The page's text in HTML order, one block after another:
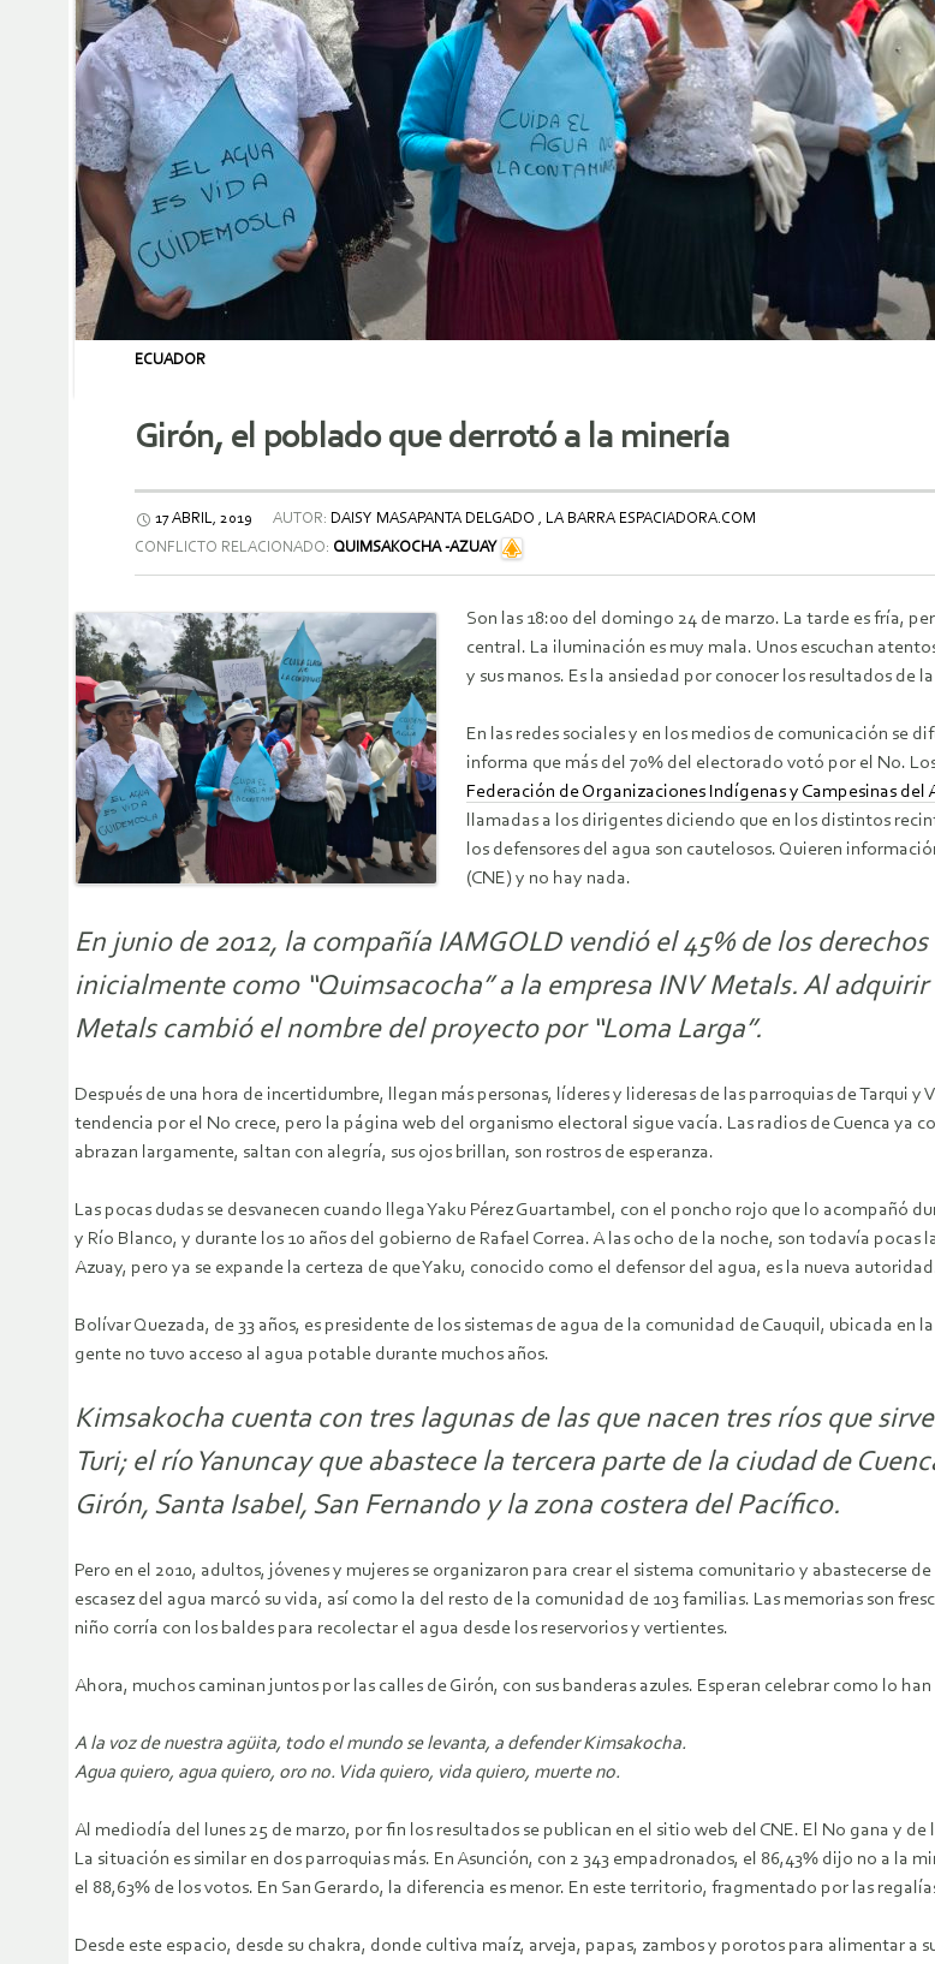
ECUADOR
Girón, el poblado que derrotó a la minería
17 ABRIL, 2019 AUTOR: DAISY MASAPANTA DELGADO , LA BARRA ESPACIADORA.COM
CONFLICTO RELACIONADO: QUIMSAKOCHA -AZUAY
Son las 18:00 del domingo 24 de marzo. La tarde es fría,
central. La iluminación es muy mala. Unos escuchan
y sus manos. Es la ansiedad por conocer los resultados de
En las redes sociales y en los medios de comunicación se
informa que más del 70% del electorado votó por el No.
Federación de Organizaciones Indígenas y Campesinas del
llamadas a los dirigentes diciendo que en los distintos
los defensores del agua son cautelosos. Quieren
(CNE) y no hay nada.
En junio de 2012, la compañía IAMGOLD vendió el 45% de los
inicialmente como “Quimsacocha” a la empresa INV Metals. Al
Metals cambió el nombre del proyecto por “Loma Larga”.
Después de una hora de incertidumbre, llegan más personas, líderes y lideresas de las parroquias de Tarqui
tendencia por el No crece, pero la página web del organismo electoral sigue vacía. Las radios de Cuenca ya
abrazan largamente, saltan con alegría, sus ojos brillan, son rostros de esperanza.
Las pocas dudas se desvanecen cuando llega Yaku Pérez Guartambel, con el poncho rojo que lo acompañó
y Río Blanco, y durante los 10 años del gobierno de Rafael Correa. A las ocho de la noche, son todavía
Azuay, pero ya se expande la certeza de que Yaku, conocido como el defensor del agua, es la nueva
Bolívar Quezada, de 33 años, es presidente de los sistemas de agua de la comunidad de Cauquil, ubicada en
gente no tuvo acceso al agua potable durante muchos años.
Kimsakocha cuenta con tres lagunas de las que nacen tres ríos que
Turi; el río Yanuncay que abastece la tercera parte de la ciudad de
Girón, Santa Isabel, San Fernando y la zona costera del Pacífico.
Pero en el 2010, adultos, jóvenes y mujeres se organizaron para crear el sistema comunitario y abastecerse
escasez del agua marcó su vida, así como la del resto de la comunidad de 103 familias. Las memorias son
niño corría con los baldes para recolectar el agua desde los reservorios y vertientes.
Ahora, muchos caminan juntos por las calles de Girón, con sus banderas azules. Esperan celebrar como lo
A la voz de nuestra agüita, todo el mundo se levanta, a defender Kimsakocha.
Agua quiero, agua quiero, oro no. Vida quiero, vida quiero, muerte no.
Al mediodía del lunes 25 de marzo, por fin los resultados se publican en el sitio web del CNE. El No gana y
La situación es similar en dos parroquias más. En Asunción, con 2 343 empadronados, el 86,43% dijo no a
el 88,63% de los votos. En San Gerardo, la diferencia es menor. En este territorio, fragmentado por las
Desde este espacio, desde su chakra, donde cultiva maíz, arveja, papas, zambos y porotos para alimentar